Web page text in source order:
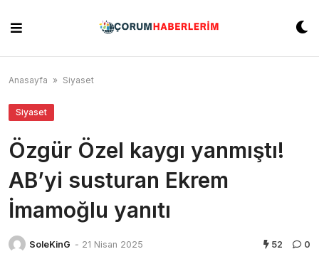
content
Anasayfa » Siyaset
Siyaset
Özgür Özel kaygı yanmıştı!
AB’yi susturan Ekrem
İmamoğlu yanıtı
SoleKinG - 21 Nisan 2025 52 0